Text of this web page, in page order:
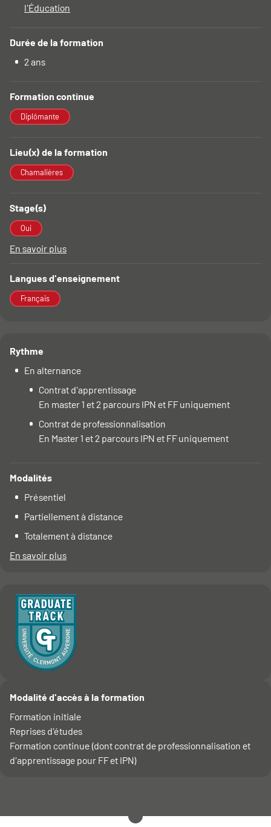
l'Éducation
Durée de la formation
2 ans
Formation continue
Diplômante
Lieu(x) de la formation
Chamalières
Stage(s)
Oui
En savoir plus
Langues d'enseignement
Français
Rythme
En alternance
Contrat d'apprentissage
En master 1 et 2 parcours IPN et FF uniquement
Contrat de professionnalisation
En Master 1 et 2 parcours IPN et FF uniquement
Modalités
Présentiel
Partiellement à distance
Totalement à distance
En savoir plus
Modalité d'accès à la formation
Formation initiale
Reprises d'études
Formation continue (dont contrat de professionnalisation et
d'apprentissage pour FF et IPN)